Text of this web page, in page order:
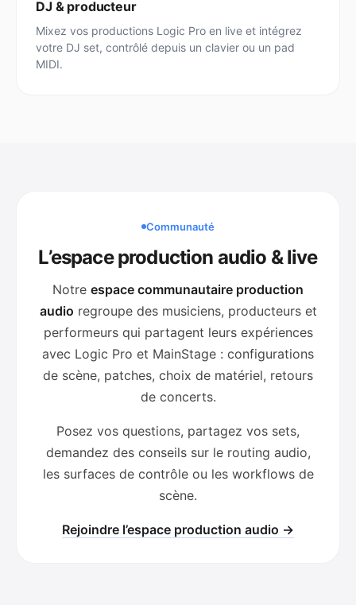
DJ & producteur
Mixez vos productions Logic Pro en live et intégrez
votre DJ set, contrôlé depuis un clavier ou un pad
MIDI.
Communauté
L’espace production audio & live
Notre espace communautaire production
audio regroupe des musiciens, producteurs et
performeurs qui partagent leurs expériences
avec Logic Pro et MainStage : configurations
de scène, patches, choix de matériel, retours
de concerts.
Posez vos questions, partagez vos sets,
demandez des conseils sur le routing audio,
les surfaces de contrôle ou les workflows de
scène.
Rejoindre l’espace production audio →